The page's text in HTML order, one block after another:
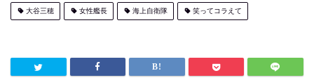
大谷三穂 女性艦長 海上自衛隊 笑ってコラえて